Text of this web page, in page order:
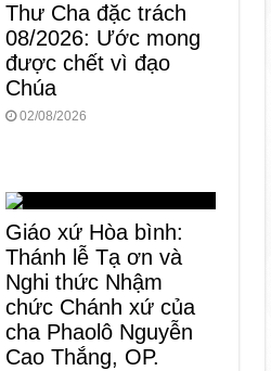
Thư Cha đặc trách
08/2026: Ước mong
được chết vì đạo
Chúa
02/08/2026
Giáo xứ Hòa bình:
Thánh lễ Tạ ơn và
Nghi thức Nhậm
chức Chánh xứ của
cha Phaolô Nguyễn
Cao Thắng, OP.